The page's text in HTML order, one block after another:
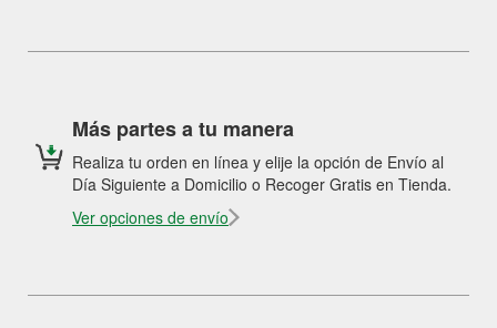
Más partes a tu manera
Realiza tu orden en línea y elije la opción de Envío al
Día Siguiente a Domicilio o Recoger Gratis en Tienda.
Ver opciones de envío